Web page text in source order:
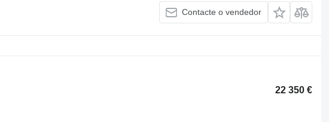
Contacte o vendedor
22 350 €